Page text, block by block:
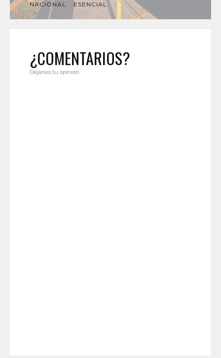
NACIONAL ESENCIAL
¿COMENTARIOS?
Déjanos tu opinión.